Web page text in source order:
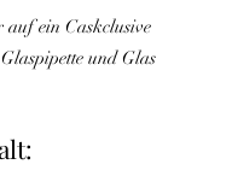
auf ein Caskclusive
und Glas